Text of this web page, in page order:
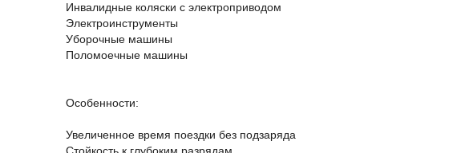
Инвалидные коляски с электроприводом
Электроинструменты
Уборочные машины
Поломоечные машины
Особенности:
Увеличенное время поездки без подзаряда